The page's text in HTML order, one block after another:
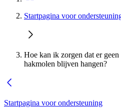
Startpagina voor
Hoe kan ik zorgen dat er
hakmolen blijven hangen?
Startpagina voor ondersteuning